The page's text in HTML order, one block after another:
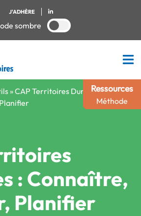
J'ADHÈRE
sombre
Ressources
Méthode
»CAP Territoires Durables :
: Connaître,
Planifier